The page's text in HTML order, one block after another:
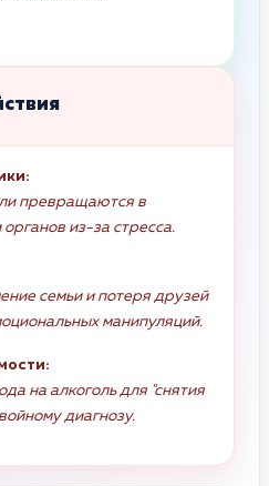
превращаются в
из-за стресса.
семьи и потеря друзей
манипуляций.
на алкоголь для "снятия
диагнозу.